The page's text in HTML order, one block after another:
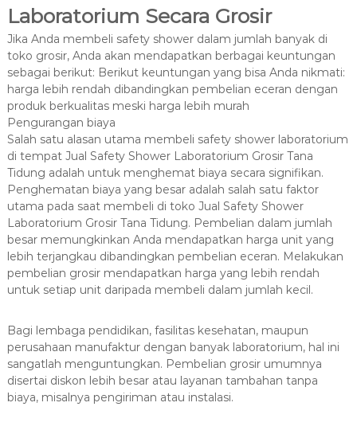
Laboratorium Secara Grosir
Jika Anda membeli safety shower dalam jumlah banyak di
toko grosir, Anda akan mendapatkan berbagai keuntungan
sebagai berikut: Berikut keuntungan yang bisa Anda nikmati:
harga lebih rendah dibandingkan pembelian eceran dengan
produk berkualitas meski harga lebih murah
Pengurangan biaya
Salah satu alasan utama membeli safety shower laboratorium
di tempat Jual Safety Shower Laboratorium Grosir Tana
Tidung adalah untuk menghemat biaya secara signifikan.
Penghematan biaya yang besar adalah salah satu faktor
utama pada saat membeli di toko Jual Safety Shower
Laboratorium Grosir Tana Tidung. Pembelian dalam jumlah
besar memungkinkan Anda mendapatkan harga unit yang
lebih terjangkau dibandingkan pembelian eceran. Melakukan
pembelian grosir mendapatkan harga yang lebih rendah
untuk setiap unit daripada membeli dalam jumlah kecil.
Bagi lembaga pendidikan, fasilitas kesehatan, maupun
perusahaan manufaktur dengan banyak laboratorium, hal ini
sangatlah menguntungkan. Pembelian grosir umumnya
disertai diskon lebih besar atau layanan tambahan tanpa
biaya, misalnya pengiriman atau instalasi.